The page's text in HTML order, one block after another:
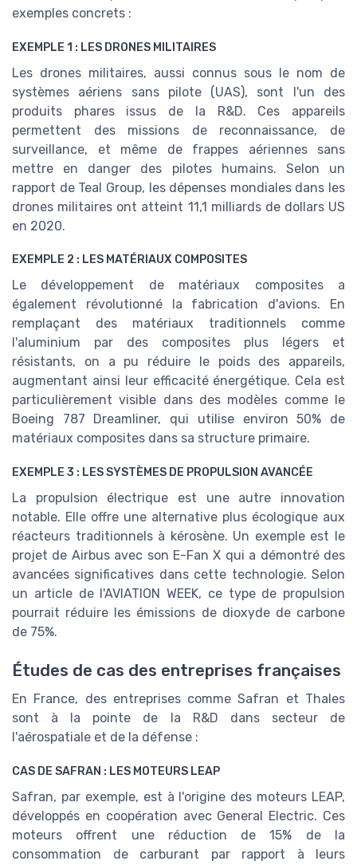
exemples concrets :
EXEMPLE 1 : LES DRONES MILITAIRES
Les drones militaires, aussi connus sous le nom de
systèmes aériens sans pilote (UAS), sont l'un des
produits phares issus de la R&D. Ces appareils
permettent des missions de reconnaissance, de
surveillance, et même de frappes aériennes sans
mettre en danger des pilotes humains. Selon un
rapport de Teal Group, les dépenses mondiales dans les
drones militaires ont atteint 11,1 milliards de dollars US
en 2020.
EXEMPLE 2 : LES MATÉRIAUX COMPOSITES
Le développement de matériaux composites a
également révolutionné la fabrication d'avions. En
remplaçant des matériaux traditionnels comme
l'aluminium par des composites plus légers et
résistants, on a pu réduire le poids des appareils,
augmentant ainsi leur efficacité énergétique. Cela est
particulièrement visible dans des modèles comme le
Boeing 787 Dreamliner, qui utilise environ 50% de
matériaux composites dans sa structure primaire.
EXEMPLE 3 : LES SYSTÈMES DE PROPULSION AVANCÉE
La propulsion électrique est une autre innovation
notable. Elle offre une alternative plus écologique aux
réacteurs traditionnels à kérosène. Un exemple est le
projet de Airbus avec son E-Fan X qui a démontré des
avancées significatives dans cette technologie. Selon
un article de l'AVIATION WEEK, ce type de propulsion
pourrait réduire les émissions de dioxyde de carbone
de 75%.
Études de cas des entreprises françaises
En France, des entreprises comme Safran et Thales
sont à la pointe de la R&D dans secteur de
l'aérospatiale et de la défense :
CAS DE SAFRAN : LES MOTEURS LEAP
Safran, par exemple, est à l'origine des moteurs LEAP,
développés en coopération avec General Electric. Ces
moteurs offrent une réduction de 15% de la
consommation de carburant par rapport à leurs